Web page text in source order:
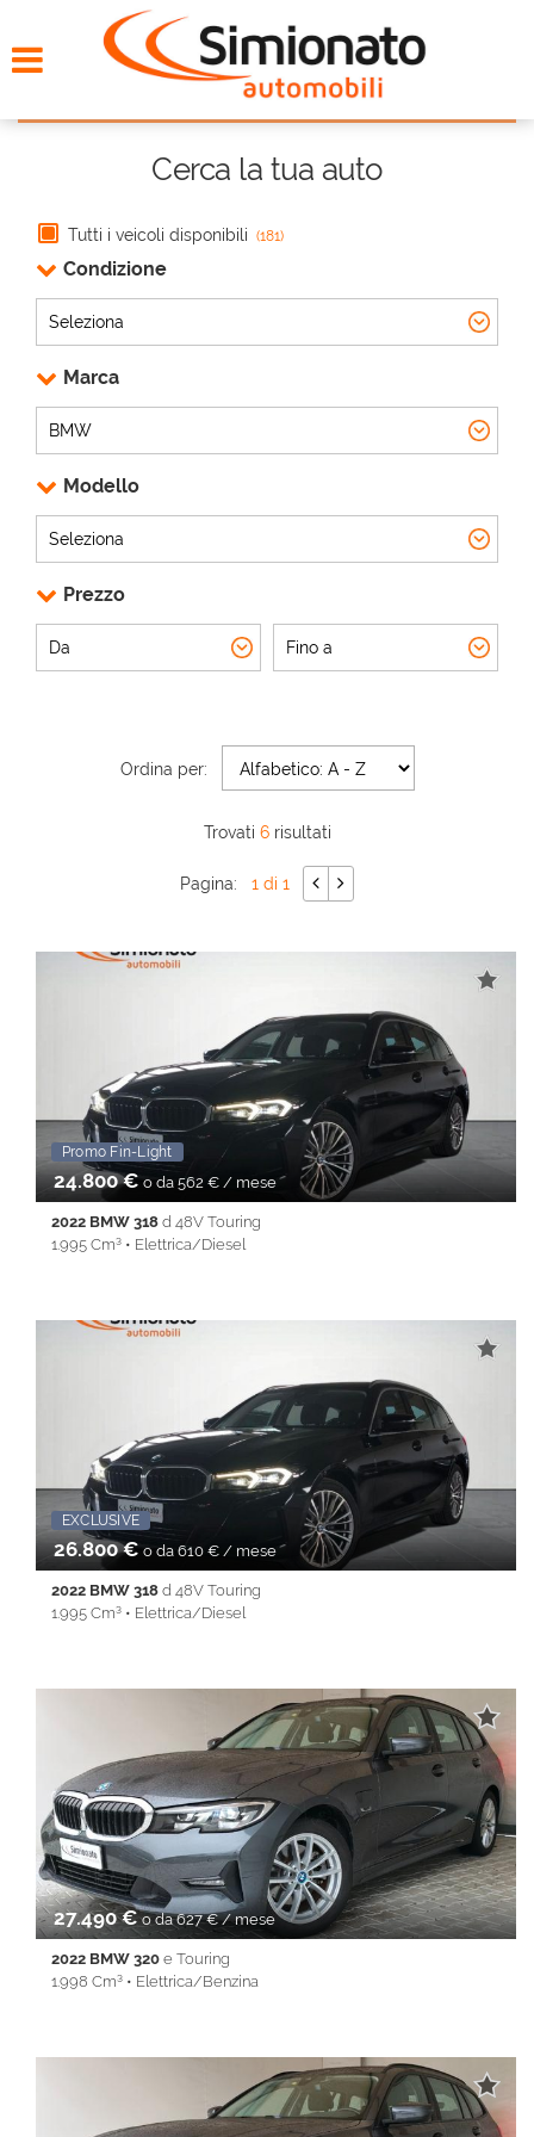
PROMO FIN-LIGHT
SERVIZI
CONTATTI
CHI SIAMO
AREA COMMERCIANTI
Cerca la tua auto
Tutti i veicoli disponibili (181)
Condizione
Marca
Modello
Prezzo
Ordina per:
Trovati 6risultati
Pagina: 1 di 1
Promo Fin-Light EXCLUSIVE
24.800 €o da 562 € / mese
2022 BMW 318 d 48V Touring
1.995 Cm³ • Elettrica/Diesel
Airbag testa • Alzacristalli elettrici • Android Auto • Antifurto •
centralizzata • Climatizzatore • Controllo trazione • Cruise
Control • ESP • Fendinebbia • Filtro antiparticolato • Full LED •
Immobilizzatore elettronico • Isofix • Lane Assist • Park Distance
Control • Sedile posteriore sdoppiato • Servosterzo •
Navigatore satellitare • Specchietti laterali elettrici • Start&Stop •
Telecamera per parcheggio assistito • Touch screen • USB •
Vivavoce • Volante multifunzione
EXCLUSIVE
26.800 €o da 610 € / mese
2022 BMW 318 d 48V Touring
1.995 Cm³ • Elettrica/Diesel
Airbag testa • Alzacristalli elettrici • Android Auto • Antifurto •
Apple CarPlay • Autoradio • Cerchi in lega • Chiusura
centralizzata • Climatizzatore • Controllo trazione • Cruise
Control • ESP • Fendinebbia • Filtro antiparticolato • Full LED •
Immobilizzatore elettronico • Isofix • Lane Assist • Park Distance
Control • Sedile posteriore sdoppiato • Servosterzo •
Navigatore satellitare • Specchietti laterali elettrici • Start&Stop •
Telecamera per parcheggio assistito • Touch screen • USB •
Vivavoce • Volante multifunzione
27.490 €o da 627 € / mese
2022 BMW 320 e Touring
1.998 Cm³ • Elettrica/Benzina
Airbag testa • Alzacristalli elettrici • Android Auto • Antifurto •
Apple CarPlay • Autoradio • Bluetooth • Cerchi in lega •
Chiusura centralizzata • Climatizzatore • Controllo trazione •